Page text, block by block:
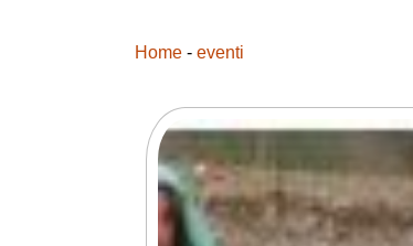
Home - eventi